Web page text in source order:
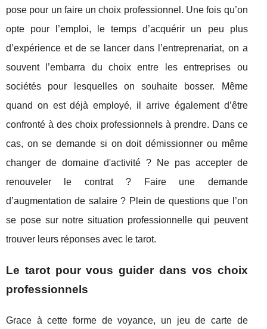
pose pour un faire un choix professionnel. Une fois qu’on
opte pour l’emploi, le temps d’acquérir un peu plus
d’expérience et de se lancer dans l’entreprenariat, on a
souvent l’embarra du choix entre les entreprises ou
sociétés pour lesquelles on souhaite bosser. Même
quand on est déjà employé, il arrive également d’être
confronté à des choix professionnels à prendre. Dans ce
cas, on se demande si on doit démissionner ou même
changer de domaine d'activité ? Ne pas accepter de
renouveler le contrat ? Faire une demande
d’augmentation de salaire ? Plein de questions que l’on
se pose sur notre situation professionnelle qui peuvent
trouver leurs réponses avec le tarot.
Le tarot pour vous guider dans vos choix
professionnels
Grace à cette forme de voyance, un jeu de carte de